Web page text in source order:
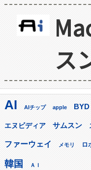
ス
AI AIチップ apple BYD
エヌビディア サムスン
ファーウェイ メモリ ロ
韓国 ＡＩ